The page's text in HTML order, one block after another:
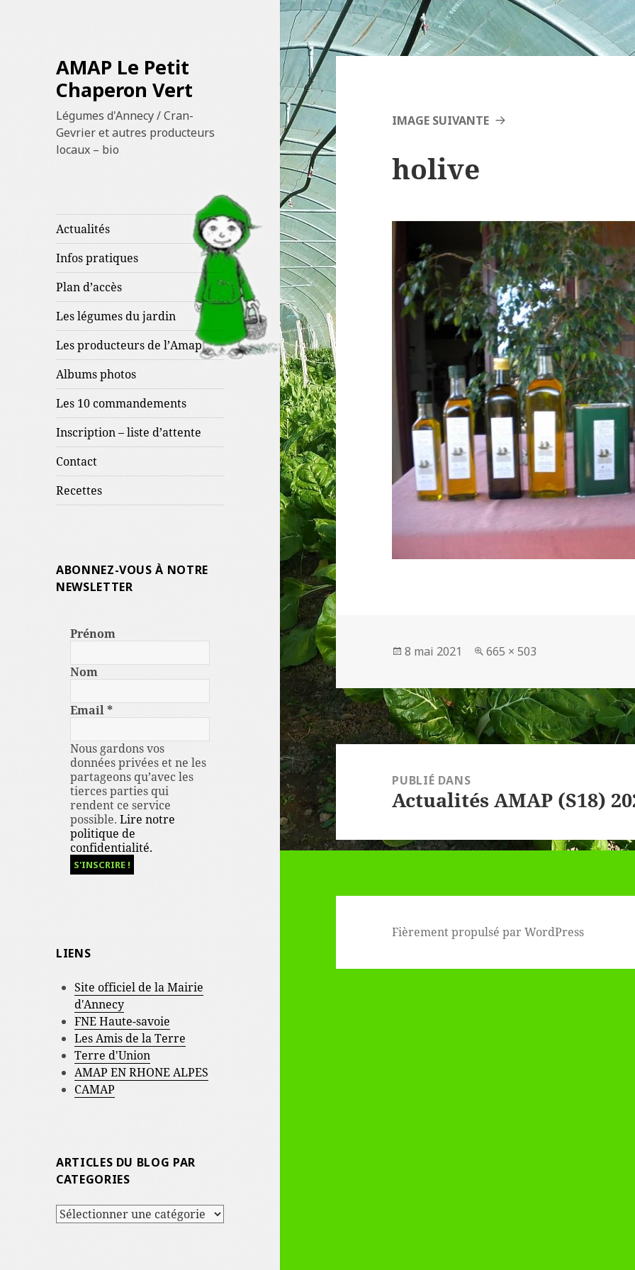
AMAP Le Petit
Chaperon Vert
Légumes d'Annecy / Cran-
Gevrier et autres producteurs
locaux – bio
Actualités
Infos pratiques
Plan d’accès
Les légumes du jardin
Les producteurs de l’Amap
Albums photos
Les 10 commandements
Inscription – liste d’attente
Contact
Recettes
ABONNEZ-VOUS À NOTRE
NEWSLETTER
Prénom
Nom
Email*
Nous gardons vos
données privées et ne les
partageons qu’avec les
tierces parties qui
rendent ce service
possible.Lire notre
politique de
confidentialité.
LIENS
Site officiel de la Mairie
d'Annecy
FNE Haute-savoie
Les Amis de la Terre
Terre d'Union
AMAP EN RHONE ALPES
CAMAP
ARTICLES DU BLOG PAR
CATEGORIES
ARTICLES
IMAGE SUIVANTE
holive
Publié
8 mai 2021
Taille
665 × 503
Navigation
de
l’article
PUBLIÉ DANS
Actualités AMAP (S18)
Fièrement propulsé par WordPress